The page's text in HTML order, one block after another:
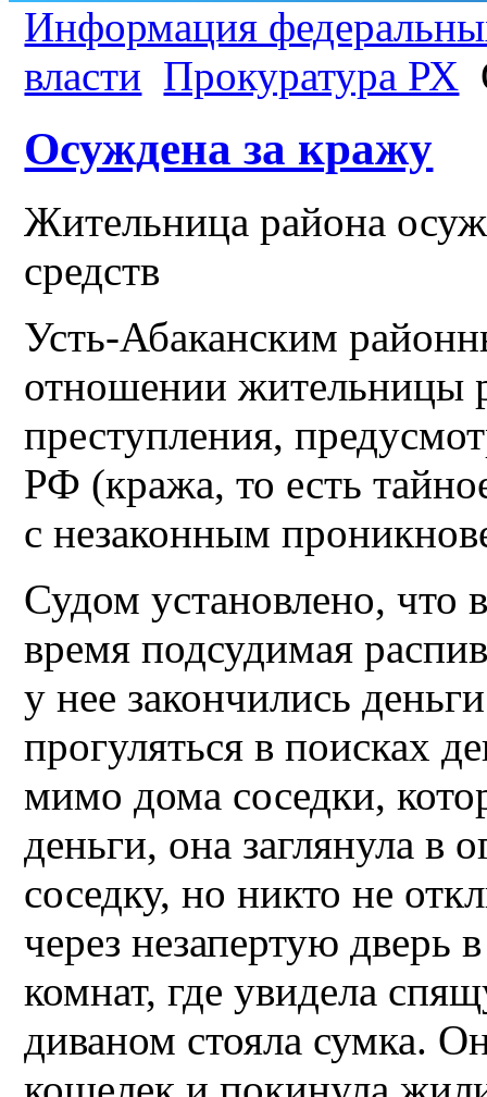
Информация
власти Прокуратура РХ
Осуждена за кражу
Жительница района
средств
Усть-Абаканским
отношении жительницы
преступления,
РФ (кража, то есть
с незаконным
Судом установлено, что
время подсудимая
у нее закончились
прогуляться в поисках
мимо дома соседки,
деньги, она заглянула в
соседку, но никто не
через незапертую дверь
комнат, где увидела
диваном стояла сумка.